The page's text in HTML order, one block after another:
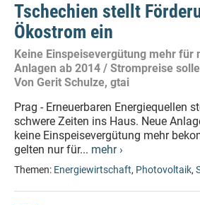
Tschechien stellt
Ökostrom ein
Keine Einspeisevergütung mehr für
Anlagen ab 2014 / Strompreise
Von Gerit Schulze, gtai
Prag - Erneuerbaren Energiequellen
schwere Zeiten ins Haus. Neue
keine Einspeisevergütung mehr
gelten nur für... mehr ›
Themen: Energiewirtschaft, Photovoltaik,